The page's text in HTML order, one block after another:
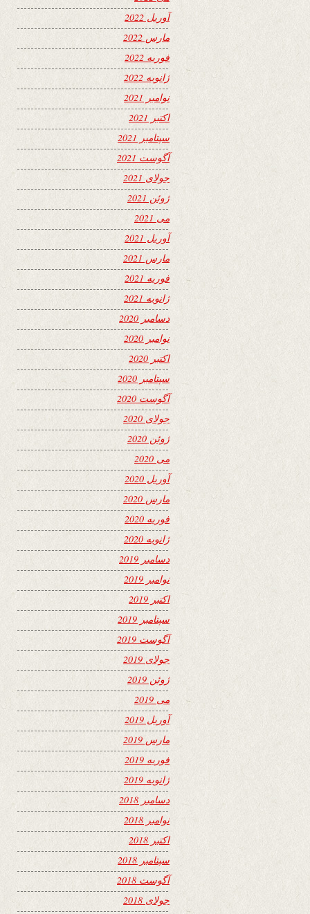
آوریل 2022
مارس 2022
فوریه 2022
ژانویه 2022
نوامبر 2021
اکتبر 2021
سپتامبر 2021
آگوست 2021
جولای 2021
ژوئن 2021
می 2021
آوریل 2021
مارس 2021
فوریه 2021
ژانویه 2021
دسامبر 2020
نوامبر 2020
اکتبر 2020
سپتامبر 2020
آگوست 2020
جولای 2020
ژوئن 2020
می 2020
آوریل 2020
مارس 2020
فوریه 2020
ژانویه 2020
دسامبر 2019
نوامبر 2019
اکتبر 2019
سپتامبر 2019
آگوست 2019
جولای 2019
ژوئن 2019
می 2019
آوریل 2019
مارس 2019
فوریه 2019
ژانویه 2019
دسامبر 2018
نوامبر 2018
اکتبر 2018
سپتامبر 2018
آگوست 2018
جولای 2018